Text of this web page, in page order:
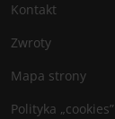
Kontakt
Zwroty
Mapa strony
Polityka „cookies”